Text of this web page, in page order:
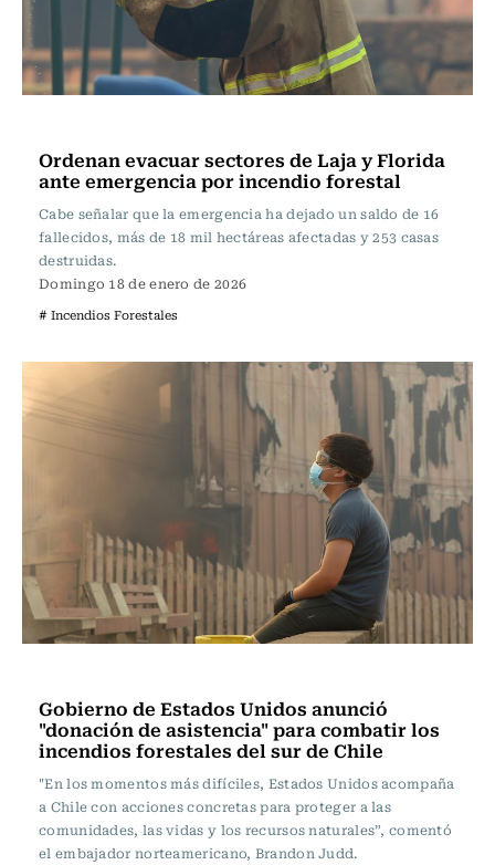
Ordenan evacuar sectores de Laja y Florida
ante emergencia por incendio forestal
Cabe señalar que la emergencia ha dejado un saldo de 16
fallecidos, más de 18 mil hectáreas afectadas y 253 casas
destruidas.
Domingo 18 de enero de 2026
# Incendios Forestales
Gobierno de Estados Unidos anunció
"donación de asistencia" para combatir los
incendios forestales del sur de Chile
"En los momentos más difíciles, Estados Unidos acompaña
a Chile con acciones concretas para proteger a las
comunidades, las vidas y los recursos naturales”, comentó
el embajador norteamericano, Brandon Judd.